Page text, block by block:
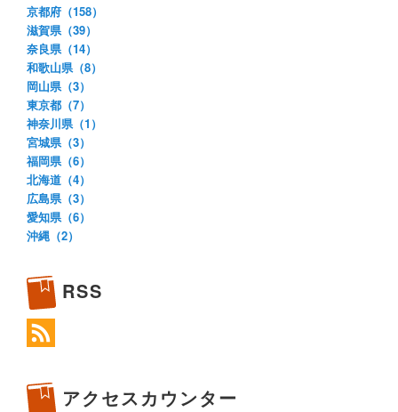
京都府（158）
滋賀県（39）
奈良県（14）
和歌山県（8）
岡山県（3）
東京都（7）
神奈川県（1）
宮城県（3）
福岡県（6）
北海道（4）
広島県（3）
愛知県（6）
沖縄（2）
RSS
アクセスカウンター